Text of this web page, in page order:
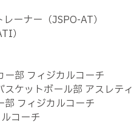
ーナー（JSPO-AT）
）
部 フィジカルコーチ
ケットボール部 アスレテ
フィジカルコーチ
コーチ